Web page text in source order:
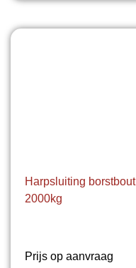
Harpsluiting borstbout
2000kg
Prijs op aanvraag